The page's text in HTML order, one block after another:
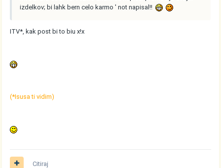
izdelkov; bi lahk bern celo karmo ' not napisal!!
ITV*, kak post bi to biu x!x
(*Isusa ti vidim)
Citiraj